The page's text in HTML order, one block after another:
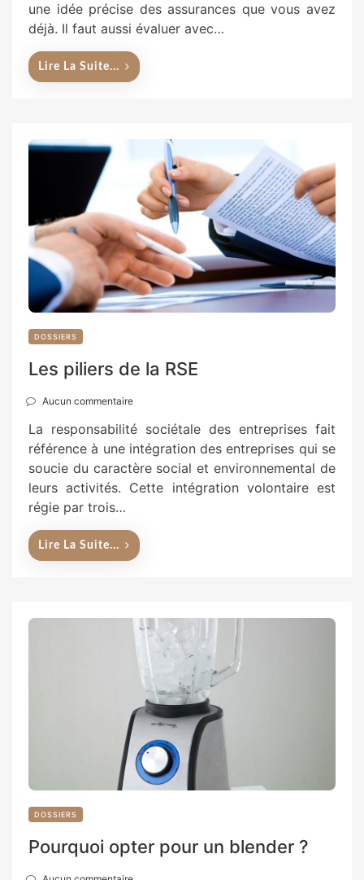
une idée précise des assurances que vous avez
déjà. Il faut aussi évaluer avec…
Lire La Suite...
DOSSIERS
Les piliers de la RSE
Aucun commentaire
La responsabilité sociétale des entreprises fait
référence à une intégration des entreprises qui se
soucie du caractère social et environnemental de
leurs activités. Cette intégration volontaire est
régie par trois…
Lire La Suite...
DOSSIERS
Pourquoi opter pour un blender ?